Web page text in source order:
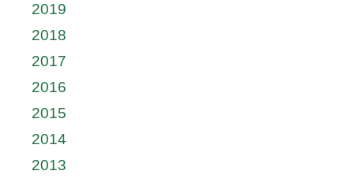
2019
2018
2017
2016
2015
2014
2013